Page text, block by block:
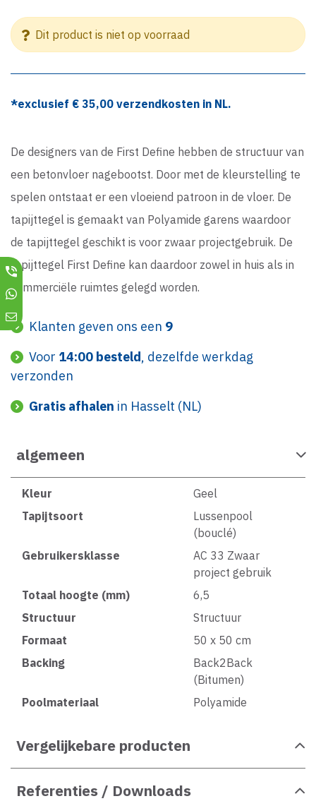
Dit product is niet op voorraad
*exclusief € 35,00 verzendkosten in NL.
De designers van de First Define hebben de structuur van
een betonvloer nagebootst. Door met de kleurstelling te
spelen ontstaat er een vloeiend patroon in de vloer. De
tapijttegel is gemaakt van Polyamide garens waardoor
de tapijttegel geschikt is voor zwaar projectgebruik. De
tapijttegel First Define kan daardoor zowel in huis als in
commerciële ruimtes gelegd worden.
Klanten geven ons een 9
Voor 14:00 besteld, dezelfde werkdag
verzonden
Gratis afhalen in Hasselt (NL)
algemeen
Kleur
Geel
Tapijtsoort
Lussenpool
(bouclé)
Gebruikersklasse
AC 33 Zwaar
project gebruik
Totaal hoogte (mm)
6,5
Structuur
Structuur
Formaat
50 x 50 cm
Backing
Back2Back
(Bitumen)
Poolmateriaal
Polyamide
Vergelijkebare producten
Referenties / Downloads